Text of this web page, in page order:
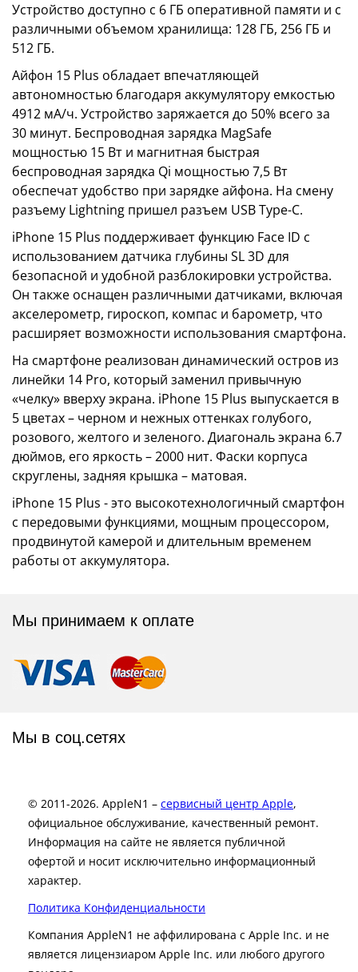
Устройство доступно с 6 ГБ оперативной памяти и с
различными объемом хранилища: 128 ГБ, 256 ГБ и
512 ГБ.
Айфон 15 Plus обладает впечатляющей
автономностью благодаря аккумулятору емкостью
4912 мА/ч. Устройство заряжается до 50% всего за
30 минут. Беспроводная зарядка MagSafe
мощностью 15 Вт и магнитная быстрая
беспроводная зарядка Qi мощностью 7,5 Вт
обеспечат удобство при зарядке айфона. На смену
разъему Lightning пришел разъем USB Type-C.
iPhone 15 Plus поддерживает функцию Face ID с
использованием датчика глубины SL 3D для
безопасной и удобной разблокировки устройства.
Он также оснащен различными датчиками, включая
акселерометр, гироскоп, компас и барометр, что
расширяет возможности использования смартфона.
На смартфоне реализован динамический остров из
линейки 14 Pro, который заменил привычную
«челку» вверху экрана. iPhone 15 Plus выпускается в
5 цветах – черном и нежных оттенках голубого,
розового, желтого и зеленого. Диагональ экрана 6.7
дюймов, его яркость – 2000 нит. Фаски корпуса
скруглены, задняя крышка – матовая.
iPhone 15 Plus - это высокотехнологичный смартфон
с передовыми функциями, мощным процессором,
продвинутой камерой и длительным временем
работы от аккумулятора.
Мы принимаем к оплате
Мы в соц.сетях
© 2011-2026. AppleN1 – сервисный центр Apple,
официальное обслуживание, качественный ремонт.
Информация на сайте не является публичной
офертой и носит исключительно информационный
характер.
Политика Конфиденциальности
Компания AppleN1 не аффилирована c Apple Inc. и не
является лицензиаром Apple Inc. или любого другого